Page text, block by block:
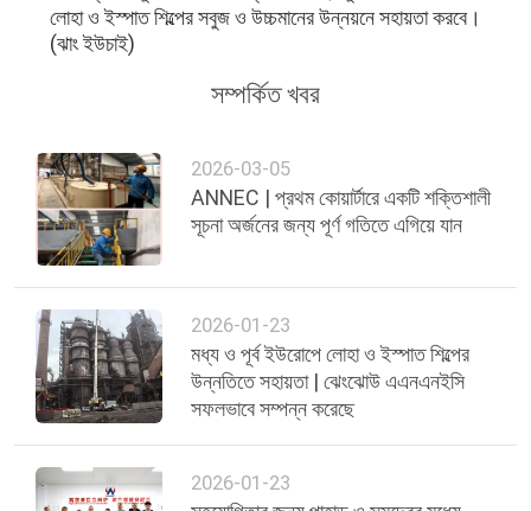
লোহা ও ইস্পাত শিল্পের সবুজ ও উচ্চমানের উন্নয়নে সহায়তা করবে।
(ঝাং ইউচাই)
সম্পর্কিত খবর
2026-03-05
ANNEC | প্রথম কোয়ার্টারে একটি শক্তিশালী
সূচনা অর্জনের জন্য পূর্ণ গতিতে এগিয়ে যান
2026-01-23
মধ্য ও পূর্ব ইউরোপে লোহা ও ইস্পাত শিল্পের
উন্নতিতে সহায়তা | ঝেংঝোউ এএনএনইসি
সফলভাবে সম্পন্ন করেছে
2026-01-23